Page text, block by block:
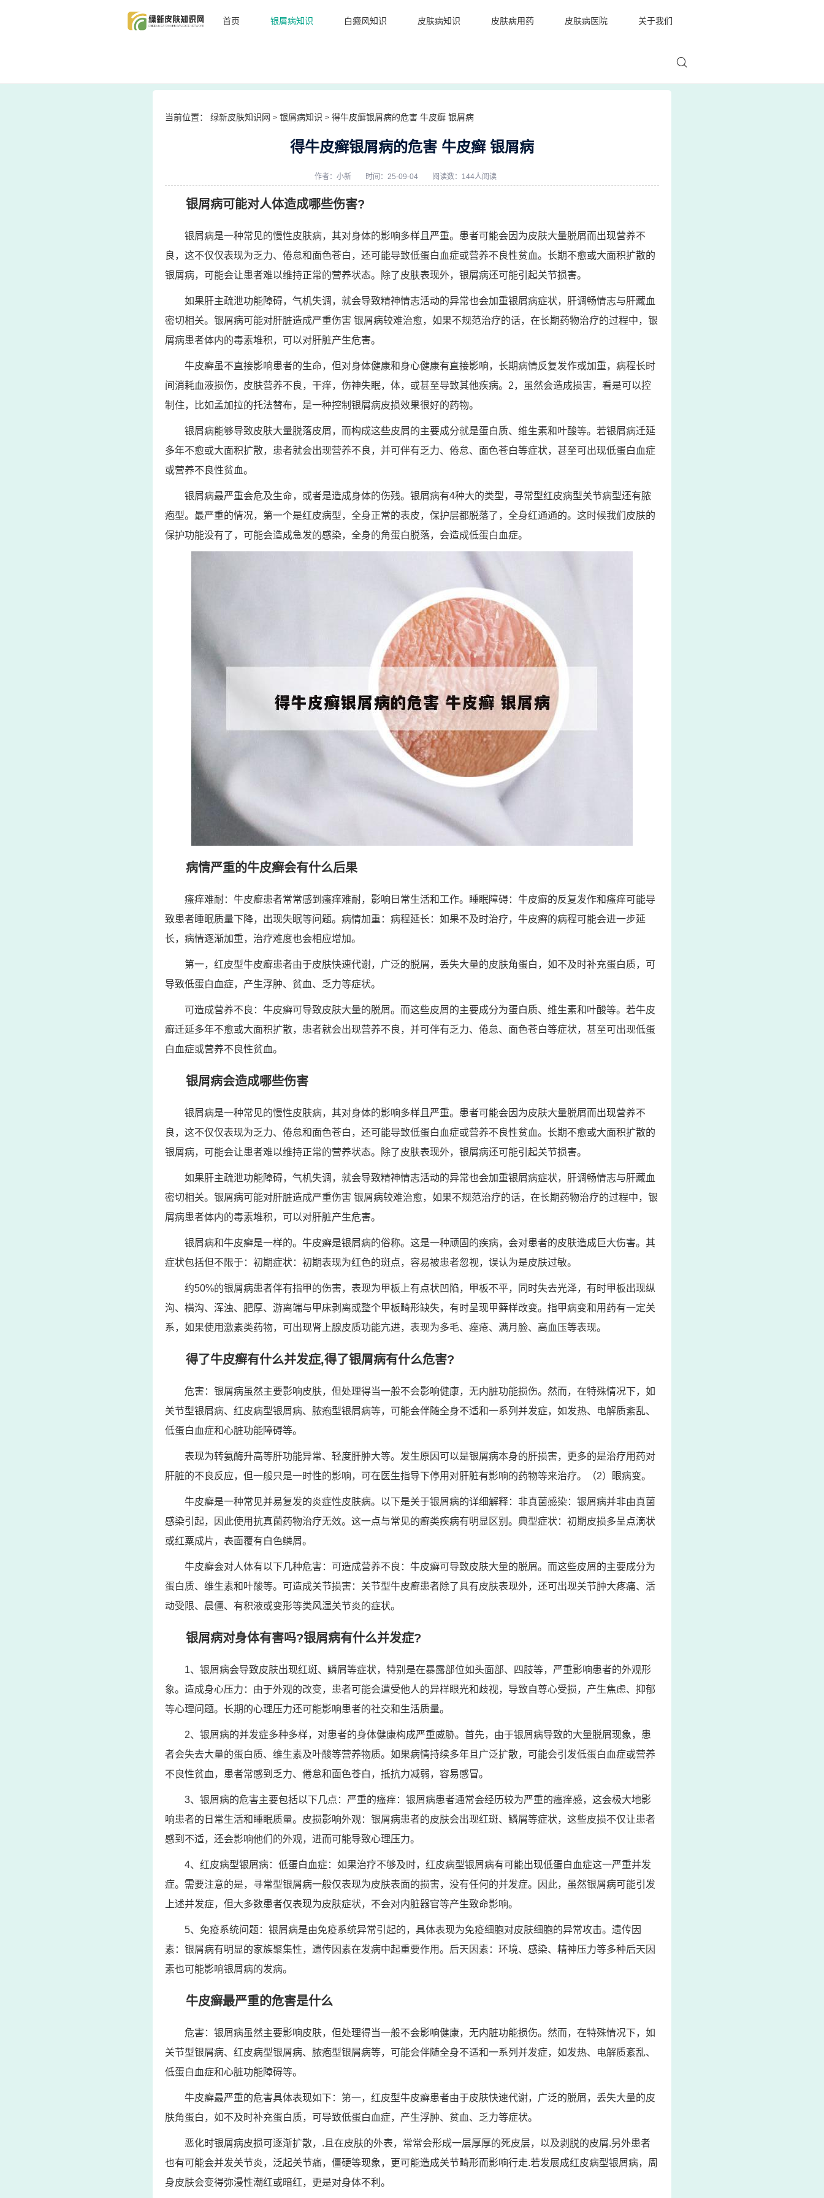
首页 银屑病知识 白癜风知识 皮肤病知识 皮肤病用药 皮肤病医院 关于我们
当前位置： 绿新皮肤知识网 > 银屑病知识 > 得牛皮癣银屑病的危害 牛皮癣 银屑病
得牛皮癣银屑病的危害 牛皮癣 银屑病
作者：小新 时间：25-09-04 阅读数：144人阅读
银屑病可能对人体造成哪些伤害?
银屑病是一种常见的慢性皮肤病，其对身体的影响多样且严重。患者可能会因为皮肤大量脱屑而出现营养不
良，这不仅仅表现为乏力、倦怠和面色苍白，还可能导致低蛋白血症或营养不良性贫血。长期不愈或大面积扩散的
银屑病，可能会让患者难以维持正常的营养状态。除了皮肤表现外，银屑病还可能引起关节损害。
如果肝主疏泄功能障碍，气机失调，就会导致精神情志活动的异常也会加重银屑病症状，肝调畅情志与肝藏血
密切相关。银屑病可能对肝脏造成严重伤害 银屑病较难治愈，如果不规范治疗的话，在长期药物治疗的过程中，银
屑病患者体内的毒素堆积，可以对肝脏产生危害。
牛皮癣虽不直接影响患者的生命，但对身体健康和身心健康有直接影响，长期病情反复发作或加重，病程长时
间消耗血液损伤，皮肤营养不良，干痒，伤神失眠，体，或甚至导致其他疾病。2，虽然会造成损害，看是可以控
制住，比如孟加拉的托法替布，是一种控制银屑病皮损效果很好的药物。
银屑病能够导致皮肤大量脱落皮屑，而构成这些皮屑的主要成分就是蛋白质、维生素和叶酸等。若银屑病迁延
多年不愈或大面积扩散，患者就会出现营养不良，并可伴有乏力、倦怠、面色苍白等症状，甚至可出现低蛋白血症
或营养不良性贫血。
银屑病最严重会危及生命，或者是造成身体的伤残。银屑病有4种大的类型，寻常型红皮病型关节病型还有脓
疱型。最严重的情况，第一个是红皮病型，全身正常的表皮，保护层都脱落了，全身红通通的。这时候我们皮肤的
保护功能没有了，可能会造成急发的感染，全身的角蛋白脱落，会造成低蛋白血症。
病情严重的牛皮癣会有什么后果
瘙痒难耐：牛皮癣患者常常感到瘙痒难耐，影响日常生活和工作。睡眠障碍：牛皮癣的反复发作和瘙痒可能导
致患者睡眠质量下降，出现失眠等问题。病情加重：病程延长：如果不及时治疗，牛皮癣的病程可能会进一步延
长，病情逐渐加重，治疗难度也会相应增加。
第一，红皮型牛皮癣患者由于皮肤快速代谢，广泛的脱屑，丢失大量的皮肤角蛋白，如不及时补充蛋白质，可
导致低蛋白血症，产生浮肿、贫血、乏力等症状。
可造成营养不良：牛皮癣可导致皮肤大量的脱屑。而这些皮屑的主要成分为蛋白质、维生素和叶酸等。若牛皮
癣迁延多年不愈或大面积扩散，患者就会出现营养不良，并可伴有乏力、倦怠、面色苍白等症状，甚至可出现低蛋
白血症或营养不良性贫血。
银屑病会造成哪些伤害
银屑病是一种常见的慢性皮肤病，其对身体的影响多样且严重。患者可能会因为皮肤大量脱屑而出现营养不
良，这不仅仅表现为乏力、倦怠和面色苍白，还可能导致低蛋白血症或营养不良性贫血。长期不愈或大面积扩散的
银屑病，可能会让患者难以维持正常的营养状态。除了皮肤表现外，银屑病还可能引起关节损害。
如果肝主疏泄功能障碍，气机失调，就会导致精神情志活动的异常也会加重银屑病症状，肝调畅情志与肝藏血
密切相关。银屑病可能对肝脏造成严重伤害 银屑病较难治愈，如果不规范治疗的话，在长期药物治疗的过程中，银
屑病患者体内的毒素堆积，可以对肝脏产生危害。
银屑病和牛皮癣是一样的。牛皮癣是银屑病的俗称。这是一种顽固的疾病，会对患者的皮肤造成巨大伤害。其
症状包括但不限于：初期症状：初期表现为红色的斑点，容易被患者忽视，误认为是皮肤过敏。
约50%的银屑病患者伴有指甲的伤害，表现为甲板上有点状凹陷，甲板不平，同时失去光泽，有时甲板出现纵
沟、横沟、浑浊、肥厚、游离端与甲床剥离或整个甲板畸形缺失，有时呈现甲藓样改变。指甲病变和用药有一定关
系，如果使用激素类药物，可出现肾上腺皮质功能亢进，表现为多毛、痤疮、满月脸、高血压等表现。
得了牛皮癣有什么并发症,得了银屑病有什么危害?
危害：银屑病虽然主要影响皮肤，但处理得当一般不会影响健康，无内脏功能损伤。然而，在特殊情况下，如
关节型银屑病、红皮病型银屑病、脓疱型银屑病等，可能会伴随全身不适和一系列并发症，如发热、电解质紊乱、
低蛋白血症和心脏功能障碍等。
表现为转氨酶升高等肝功能异常、轻度肝肿大等。发生原因可以是银屑病本身的肝损害，更多的是治疗用药对
肝脏的不良反应，但一般只是一时性的影响，可在医生指导下停用对肝脏有影响的药物等来治疗。（2）眼病变。
牛皮癣是一种常见并易复发的炎症性皮肤病。以下是关于银屑病的详细解释：非真菌感染：银屑病并非由真菌
感染引起，因此使用抗真菌药物治疗无效。这一点与常见的癣类疾病有明显区别。典型症状：初期皮损多呈点滴状
或红粟成片，表面覆有白色鳞屑。
牛皮癣会对人体有以下几种危害：可造成营养不良：牛皮癣可导致皮肤大量的脱屑。而这些皮屑的主要成分为
蛋白质、维生素和叶酸等。可造成关节损害：关节型牛皮癣患者除了具有皮肤表现外，还可出现关节肿大疼痛、活
动受限、晨僵、有积液或变形等类风湿关节炎的症状。
银屑病对身体有害吗?银屑病有什么并发症?
1、银屑病会导致皮肤出现红斑、鳞屑等症状，特别是在暴露部位如头面部、四肢等，严重影响患者的外观形
象。造成身心压力：由于外观的改变，患者可能会遭受他人的异样眼光和歧视，导致自尊心受损，产生焦虑、抑郁
等心理问题。长期的心理压力还可能影响患者的社交和生活质量。
2、银屑病的并发症多种多样，对患者的身体健康构成严重威胁。首先，由于银屑病导致的大量脱屑现象，患
者会失去大量的蛋白质、维生素及叶酸等营养物质。如果病情持续多年且广泛扩散，可能会引发低蛋白血症或营养
不良性贫血，患者常感到乏力、倦怠和面色苍白，抵抗力减弱，容易感冒。
3、银屑病的危害主要包括以下几点：严重的瘙痒：银屑病患者通常会经历较为严重的瘙痒感，这会极大地影
响患者的日常生活和睡眠质量。皮损影响外观：银屑病患者的皮肤会出现红斑、鳞屑等症状，这些皮损不仅让患者
感到不适，还会影响他们的外观，进而可能导致心理压力。
4、红皮病型银屑病：低蛋白血症：如果治疗不够及时，红皮病型银屑病有可能出现低蛋白血症这一严重并发
症。需要注意的是，寻常型银屑病一般仅表现为皮肤表面的损害，没有任何的并发症。因此，虽然银屑病可能引发
上述并发症，但大多数患者仅表现为皮肤症状，不会对内脏器官等产生致命影响。
5、免疫系统问题：银屑病是由免疫系统异常引起的，具体表现为免疫细胞对皮肤细胞的异常攻击。遗传因
素：银屑病有明显的家族聚集性，遗传因素在发病中起重要作用。后天因素：环境、感染、精神压力等多种后天因
素也可能影响银屑病的发病。
牛皮癣最严重的危害是什么
危害：银屑病虽然主要影响皮肤，但处理得当一般不会影响健康，无内脏功能损伤。然而，在特殊情况下，如
关节型银屑病、红皮病型银屑病、脓疱型银屑病等，可能会伴随全身不适和一系列并发症，如发热、电解质紊乱、
低蛋白血症和心脏功能障碍等。
牛皮癣最严重的危害具体表现如下：第一，红皮型牛皮癣患者由于皮肤快速代谢，广泛的脱屑，丢失大量的皮
肤角蛋白，如不及时补充蛋白质，可导致低蛋白血症，产生浮肿、贫血、乏力等症状。
恶化时银屑病皮损可逐渐扩散，.且在皮肤的外表，常常会形成一层厚厚的死皮层，以及剥脱的皮屑.另外患者
也有可能会并发关节炎，泛起关节痛，僵硬等现象，更可能造成关节畸形而影响行走.若发展成红皮病型银屑病，周
身皮肤会变得弥漫性潮红或暗红，更是对身体不利。